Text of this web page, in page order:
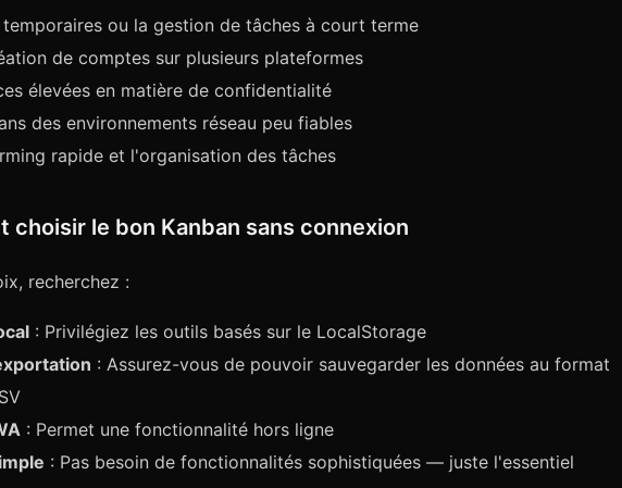
ou la gestion de tâches à court terme
de comptes sur plusieurs plateformes
élevées en matière de confidentialité
des environnements réseau peu fiables
rapide et l'organisation des tâches
choisir le bon Kanban sans connexion
recherchez :
: Privilégiez les outils basés sur le LocalStorage
: Assurez-vous de pouvoir sauvegarder les données au format
: Permet une fonctionnalité hors ligne
: Pas besoin de fonctionnalités sophistiquées — juste l'essentiel